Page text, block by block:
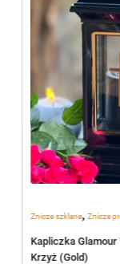
Znicze szklane, Znicze
Kapliczka Glamour
Krzyż (Gold)